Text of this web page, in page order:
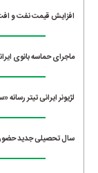
افزایش قیمت نفت و
ماجرای حماسه‌ بانوی
لژیونر ایرانی تیتر
سال تحصیلی جدید